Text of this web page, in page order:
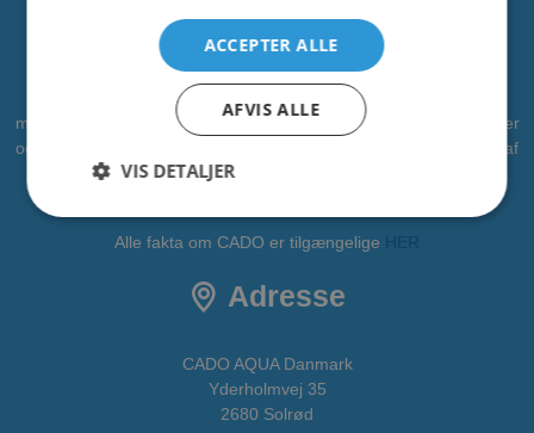
Om os
CADO er en professionel leverandør af vandleg, legepladser og
meget mere. Vi har leveret vandleg til kommuner, zoologiske haver
og campingpladser. Vi ønsker at bidrage som partner i alle faser af
projektet - fra idé til realisering. CADOAQUA er vores
Alle fakta om CADO er tilgængelige
Adresse
CADO AQUA Danmark
Yderholmvej 35
2680 Solrød
ACCEPTER ALLE
AFVIS ALLE
VIS DETALJER